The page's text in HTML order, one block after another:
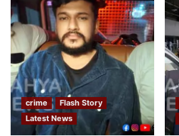
crime
Flash Story
Latest News